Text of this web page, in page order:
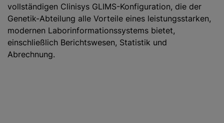
vollständigen Clinisys GLIMS-Konfiguration, die der
Genetik-Abteilung alle Vorteile eines leistungsstarken,
modernen Laborinformationssystems bietet,
einschließlich Berichtswesen, Statistik und
Abrechnung.